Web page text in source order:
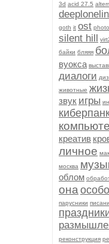
3d acid 27.5
goth it ost photo
silent hill
байки бляяя
вуокса
диалоги
животные
звук игры
креатив
личное
москва
облом
она
парусники
реконструкция